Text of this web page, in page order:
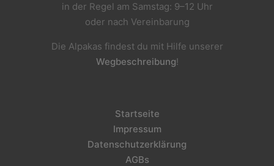
in der Regel am Samstag: 9–12 Uhr
oder nach Vereinbarung
Die Alpakas findest du mit Hilfe unserer
Wegbeschreibung!
Startseite
Impressum
Datenschutzerklärung
AGBs